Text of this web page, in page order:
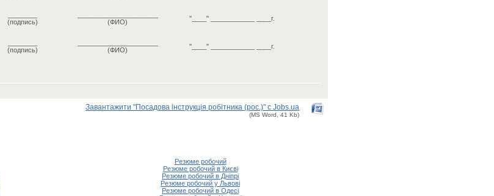
(подпись)
(ФИО)
"____" ____________ ____г.
(подпись)
(ФИО)
"____" ____________ ____г.
Завантажити "Посадова інструкція робітника (рос.)" с Jobs.ua
(MS Word, 41 Kb)
Резюме робочий
Резюме робочий в Києві
Резюме робочий в Дніпрі
Резюме робочий у Львові
Резюме робочий в Одесі